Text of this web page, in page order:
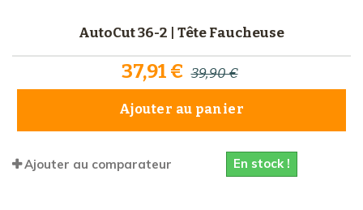
AutoCut 36-2 | Tête Faucheuse
37,91 € 39,90 €
Ajouter au panier
Ajouter au comparateur En stock !